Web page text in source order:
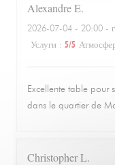
AlexandreE
2026-07-04 - 20:00 -
Услуги : 5/5
Excellente table pour
dans le quartier de
ChristopherL